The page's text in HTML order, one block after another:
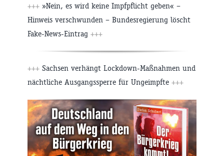
+++ »Nein, es wird keine Impfpflicht geben« –
Hinweis verschwunden – Bundesregierung löscht
Fake-News-Eintrag +++
+++ Sachsen verhängt Lockdown-Maßnahmen und
nächtliche Ausgangssperre für Ungeimpfte +++